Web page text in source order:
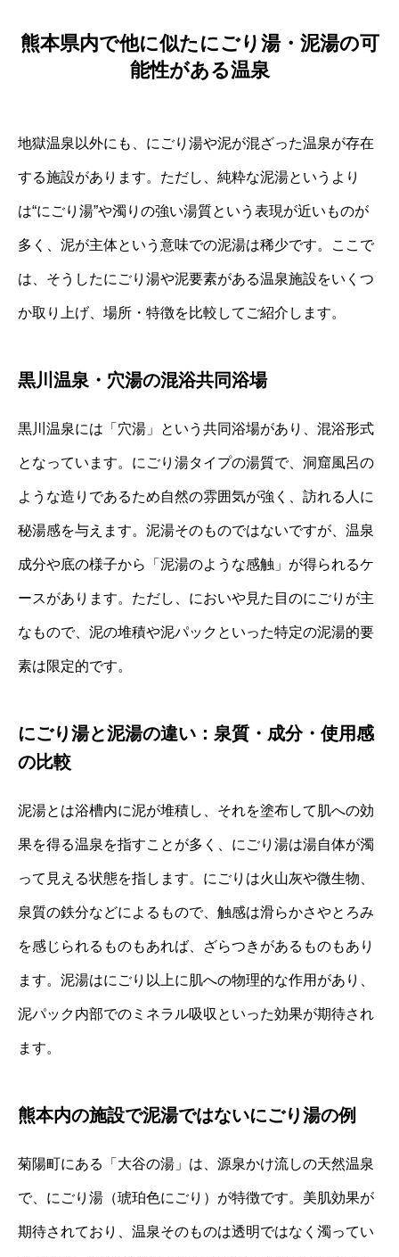
熊本県内で他に似たにごり湯・泥湯の可
能性がある温泉
地獄温泉以外にも、にごり湯や泥が混ざった温泉が存在
する施設があります。ただし、純粋な泥湯というより
は“にごり湯”や濁りの強い湯質という表現が近いものが
多く、泥が主体という意味での泥湯は稀少です。ここで
は、そうしたにごり湯や泥要素がある温泉施設をいくつ
か取り上げ、場所・特徴を比較してご紹介します。
黒川温泉・穴湯の混浴共同浴場
黒川温泉には「穴湯」という共同浴場があり、混浴形式
となっています。にごり湯タイプの湯質で、洞窟風呂の
ような造りであるため自然の雰囲気が強く、訪れる人に
秘湯感を与えます。泥湯そのものではないですが、温泉
成分や底の様子から「泥湯のような感触」が得られるケ
ースがあります。ただし、においや見た目のにごりが主
なもので、泥の堆積や泥パックといった特定の泥湯的要
素は限定的です。
にごり湯と泥湯の違い：泉質・成分・使用感
の比較
泥湯とは浴槽内に泥が堆積し、それを塗布して肌への効
果を得る温泉を指すことが多く、にごり湯は湯自体が濁
って見える状態を指します。にごりは火山灰や微生物、
泉質の鉄分などによるもので、触感は滑らかさやとろみ
を感じられるものもあれば、ざらつきがあるものもあり
ます。泥湯はにごり以上に肌への物理的な作用があり、
泥パック内部でのミネラル吸収といった効果が期待され
ます。
熊本内の施設で泥湯ではないにごり湯の例
菊陽町にある「大谷の湯」は、源泉かけ流しの天然温泉
で、にごり湯（琥珀色にごり）が特徴です。美肌効果が
期待されており、温泉そのものは透明ではなく濁ってい